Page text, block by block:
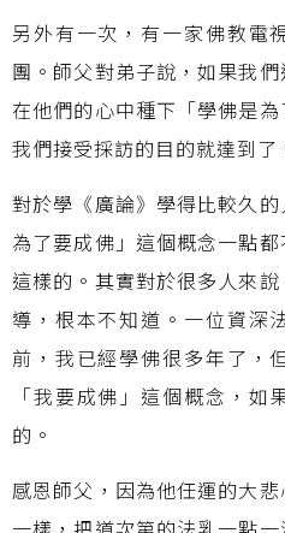
另外有一次，有一家佛教電
團。師父對弟子說，如果我
在他們的心中種下「學佛是
我們接受採訪的目的就達到
對於學《廣論》學得比較久
為了要成佛」這個概念一點
這樣的。其實對於很多人來
導，根本不知道。一位資深
前，我已經學佛很多年了，
「我要成佛」這個概念，如
的。
感恩師父，因為他任運的大